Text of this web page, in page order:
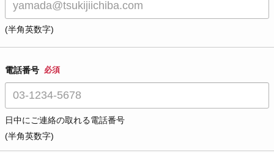
(半角英数字)
電話番号 必須
日中にご連絡の取れる電話番号
(半角英数字)